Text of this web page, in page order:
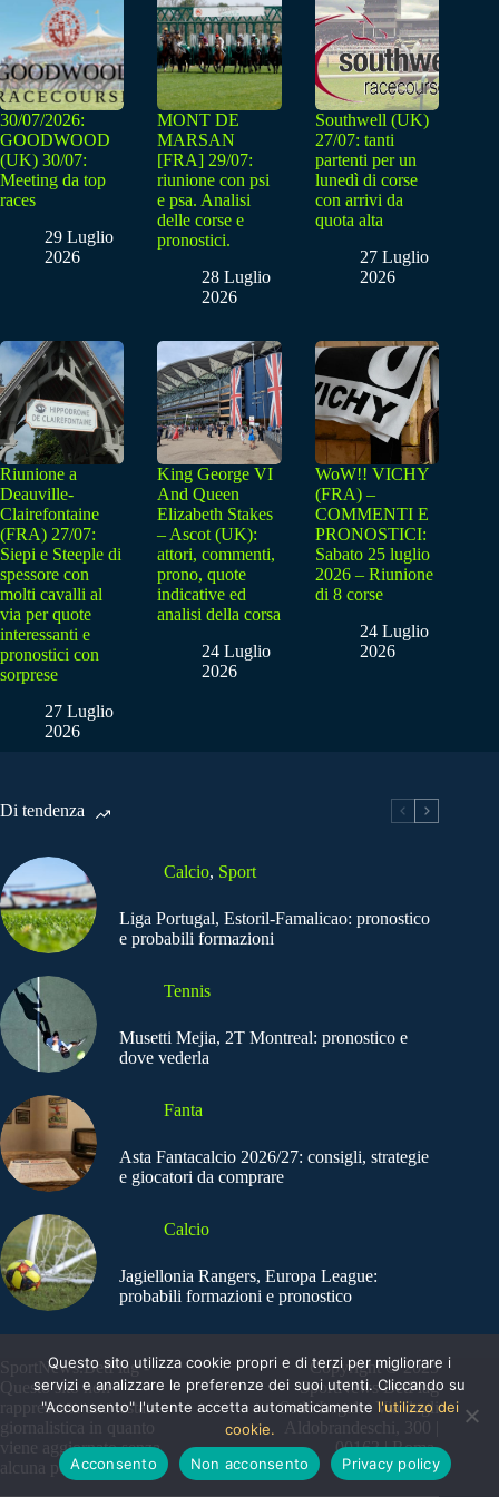
30/07/2026:
GOODWOOD
(UK) 30/07:
Meeting da top
races
29 Luglio
2026
MONT DE
MARSAN
[FRA] 29/07:
riunione con psi
e psa. Analisi
delle corse e
pronostici.
28 Luglio
2026
Southwell (UK)
27/07: tanti
partenti per un
lunedì di corse
con arrivi da
quota alta
27 Luglio
2026
Riunione a
Deauville-
Clairefontaine
(FRA) 27/07:
Siepi e Steeple di
spessore con
molti cavalli al
via per quote
interessanti e
pronostici con
sorprese
27 Luglio
2026
King George VI
And Queen
Elizabeth Stakes
– Ascot (UK):
attori, commenti,
prono, quote
indicative ed
analisi della corsa
24 Luglio
2026
WoW!! VICHY
(FRA) –
COMMENTI E
PRONOSTICI:
Sabato 25 luglio
2026 – Riunione
di 8 corse
24 Luglio
2026
Di tendenza
Calcio, Sport
Liga Portugal, Estoril-Famalicao: pronostico
e probabili formazioni
Tennis
Musetti Mejia, 2T Montreal: pronostico e
dove vederla
Fanta
Asta Fantacalcio 2026/27: consigli, strategie
e giocatori da comprare
Calcio
Jagiellonia Rangers, Europa League:
probabili formazioni e pronostico
SportNews.BetFlag -
Questo sito non
rappresenta una testata
giornalistica in quanto
viene aggiornato senza
alcuna periodicità
Copyright © 2025
SportNews BetFlag
Sede Legale: Via degli
Aldobrandeschi, 300 |
00163 | Roma
Questo sito utilizza cookie propri e di terzi per migliorare i
servizi e analizzare le preferenze dei suoi utenti. Cliccando su
"Acconsento" l'utente accetta automaticamente l'utilizzo dei
cookie.
Acconsento
Non acconsento Privacy policy